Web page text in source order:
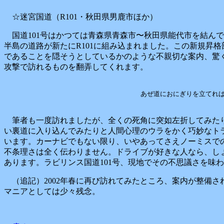
☆迷宮国道（R101・秋田県男鹿市ほか）
国道101号はかつては青森県青森市〜秋田県能代市を結ん
半島の道路が新たにR101に組み込まれました。この新規昇
であることを隠そうとしているかのような不親切な案内、
攻撃で訪れるものを翻弄してくれます。
あぜ道におにぎりを立てれ
筆者も一度訪れましたが、全くの死角に突如左折してみた
い裏道に入り込んでみたりと人間心理のウラをかく巧妙な
います。カーナビでもない限り、いやあってさえノーミス
不条理さは全く伝わりません。ドライブが好きな人なら、
あります。ラビリンス国道101号、現地でその不思議さを味
（追記）2002年春に再び訪れてみたところ、案内が整備
マニアとしては少々残念。